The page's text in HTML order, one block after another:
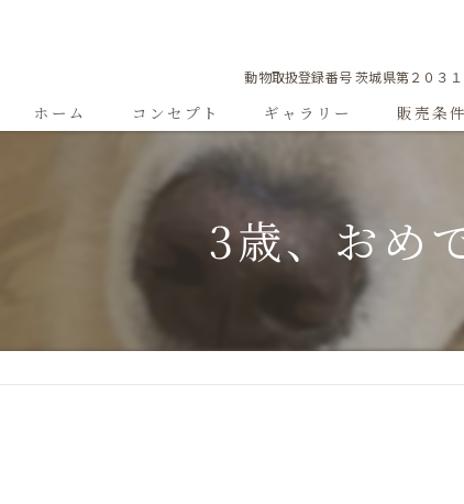
動物取扱登録番号 茨城県第２０
ホーム コンセプト ギャラリー
Sweetgallery
成犬紹介
子犬出産情報
販売条件
3歳、おめ